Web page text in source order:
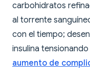
carbohidratos
al torrente
con el tiempo;
insulina
aumento de